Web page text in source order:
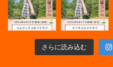
さらに読み込む